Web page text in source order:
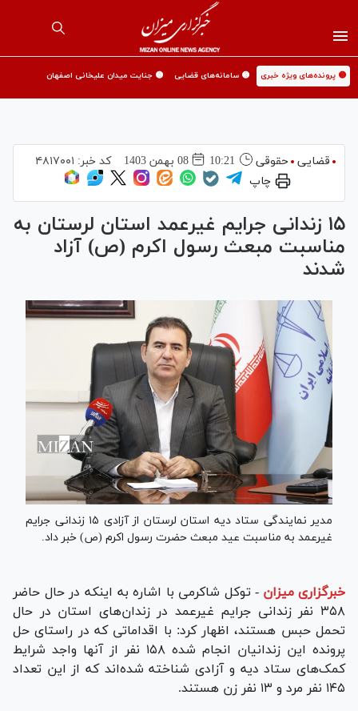
🟡 پرونده‌های ویژه خبری 🟡 سامانه‌های قضایی 🟡 جنایت میدان علیخانی اصفهان
قضایی حقوقی 10:21 08 بهمن 1403 کد خبر: ۴۸۱۷۰۰۱
چاپ
۱۵ زندانی جرایم غیرعمد استان لرستان به
مناسبت مبعث رسول اکرم (ص) آزاد
شدند
مدیر نمایندگی ستاد دیه استان لرستان از آزادی ۱۵ زندانی جرایم
غیرعمد به مناسبت عید مبعث حضرت رسول اکرم (ص) خبر داد.
خبرگزاری میزان - توکل شاکرمی با اشاره به اینکه در حال حاضر
۳۵۸ نفر زندانی جرایم غیرعمد در زندان‌های استان در حال
تحمل حبس هستند، اظهار کرد: با اقداماتی که در راستای حل
پرونده این زندانیان انجام شده ۱۵۸ نفر از آنها واجد شرایط
کمک‌های ستاد دیه و آزادی شناخته شده‌اند که از این تعداد
۱۴۵ نفر مرد و ۱۳ نفر زن هستند.